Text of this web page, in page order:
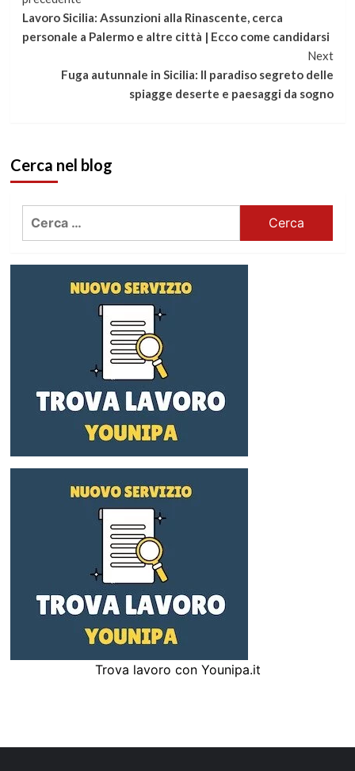
a
leggere
Lavoro Sicilia: Assunzioni alla Rinascente, cerca
personale a Palermo e altre città | Ecco come candidarsi
Next
Fuga autunnale in Sicilia: Il paradiso segreto delle
spiagge deserte e paesaggi da sogno
Cerca nel blog
Trova lavoro con Younipa.it